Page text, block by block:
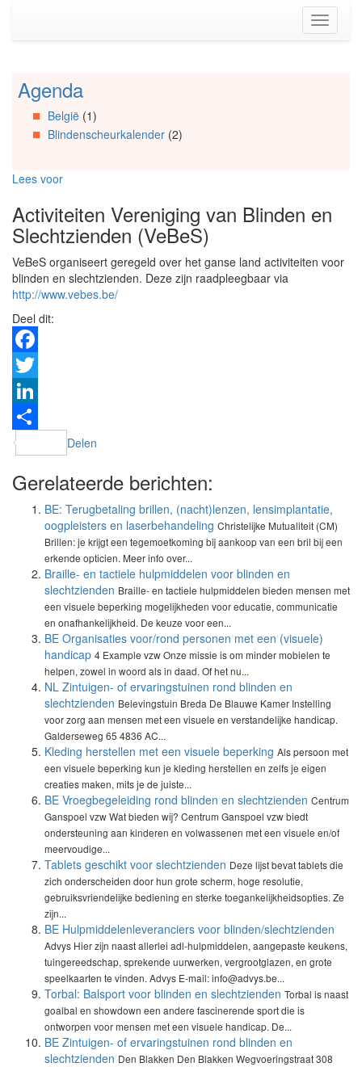
Spring
(Accesskey
Toggle
Spring
naar
Artikels
Spring
Spring
Organisaties
Spring
Social
media
Agenda
België(1)
Blindenscheurkalender(2)
Lees voor
Activiteiten Vereniging van Blinden en
Slechtzienden (VeBeS)
VeBeS organiseert geregeld over het ganse land activiteiten voor
blinden en slechtzienden. Deze zijn raadpleegbaar via
http://www.vebes.be/
Deel dit:
Facebook
Twitter
LinkedIn
Delen
Gerelateerde berichten:
BE: Terugbetaling brillen, (nacht)lenzen, lensimplantatie,
oogpleisters en laserbehandeling Christelijke Mutualiteit (CM)
Brillen: je krijgt een tegemoetkoming bij aankoop van een bril bij een
erkende opticien. Meer info over...
Braille- en tactiele hulpmiddelen voor blinden en
slechtzienden Braille- en tactiele hulpmiddelen bieden mensen met
een visuele beperking mogelijkheden voor educatie, communicatie
en onafhankelijkheid. De keuze voor een...
BE Organisaties voor/rond personen met een (visuele)
handicap 4 Example vzw Onze missie is om minder mobielen te
helpen, zowel in woord als in daad. Of het nu...
NL Zintuigen- of ervaringstuinen rond blinden en
slechtzienden Belevingstuin Breda De Blauwe Kamer Instelling
voor zorg aan mensen met een visuele en verstandelijke handicap.
Galderseweg 65 4836 AC...
Kleding herstellen met een visuele beperking Als persoon met
een visuele beperking kun je kleding herstellen en zelfs je eigen
creaties maken, mits je de juiste...
BE Vroegbegeleiding rond blinden en slechtzienden Centrum
Ganspoel vzw Wat bieden wij? Centrum Ganspoel vzw biedt
ondersteuning aan kinderen en volwassenen met een visuele en/of
meervoudige...
Tablets geschikt voor slechtzienden Deze lijst bevat tablets die
zich onderscheiden door hun grote scherm, hoge resolutie,
gebruiksvriendelijke bediening en sterke toegankelijkheidsopties. Ze
zijn...
BE Hulpmiddelenleveranciers voor blinden/slechtzienden
Advys Hier zijn naast allerlei adl-hulpmiddelen, aangepaste keukens,
tuingereedschap, sprekende uurwerken, vergrootglazen, en grote
speelkaarten te vinden. Advys E-mail: info@advys.be...
Torbal: Balsport voor blinden en slechtzienden Torbal is naast
goalbal en showdown een andere fascinerende sport die is
ontworpen voor mensen met een visuele handicap. De...
BE Zintuigen- of ervaringstuinen rond blinden en
slechtzienden Den Blakken Den Blakken Wegvoeringstraat 308